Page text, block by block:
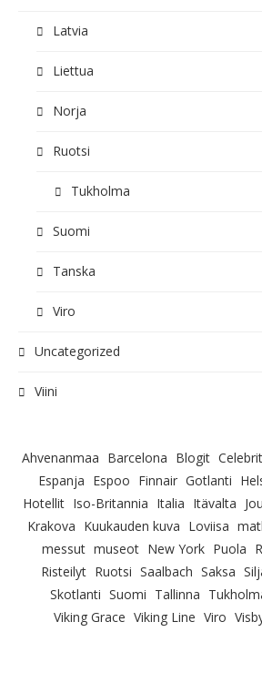
Latvia
Liettua
Norja
Ruotsi
Tukholma
Suomi
Tanska
Viro
Uncategorized
Viini
Ahvenanmaa Barcelona Blogit
Espanja Espoo Finnair Gotlanti
Hotellit Iso-Britannia Italia Itävalta
Krakova Kuukauden kuva Loviisa
messut museot New York Puola
Risteilyt Ruotsi Saalbach Saksa
Skotlanti Suomi Tallinna
Viking Grace Viking Line Viro